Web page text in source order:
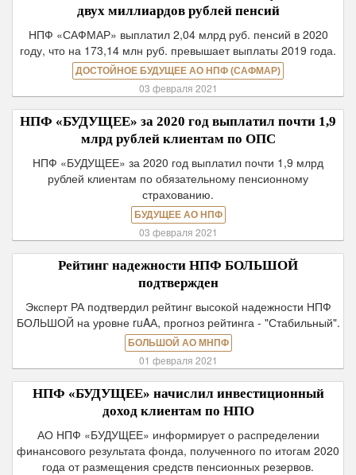
двух миллиардов рублей пенсий
НПФ «САФМАР» выплатил 2,04 млрд руб. пенсий в 2020
году, что на 173,14 млн руб. превышает выплаты 2019 года.
ДОСТОЙНОЕ БУДУЩЕЕ АО НПФ (САФМАР)
03 февраля 2021
НПФ «БУДУЩЕЕ» за 2020 год выплатил почти 1,9
млрд рублей клиентам по ОПС
НПФ «БУДУЩЕЕ» за 2020 год выплатил почти 1,9 млрд
рублей клиентам по обязательному пенсионному
страхованию.
БУДУЩЕЕ АО НПФ
03 февраля 2021
Рейтинг надежности НПФ БОЛЬШОЙ
подтвержден
Эксперт РА подтвердил рейтинг высокой надежности НПФ
БОЛЬШОЙ на уровне ruAА, прогноз рейтинга - "Стабильный".
БОЛЬШОЙ АО МНПФ
01 февраля 2021
НПФ «БУДУЩЕЕ» начислил инвестиционный
доход клиентам по НПО
АО НПФ «БУДУЩЕЕ» информирует о распределении
финансового результата фонда, полученного по итогам 2020
года от размещения средств пенсионных резервов.